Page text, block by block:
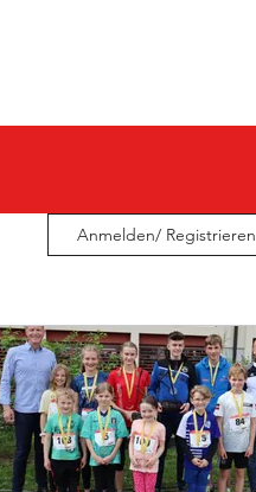
Anmelden/ Registrieren